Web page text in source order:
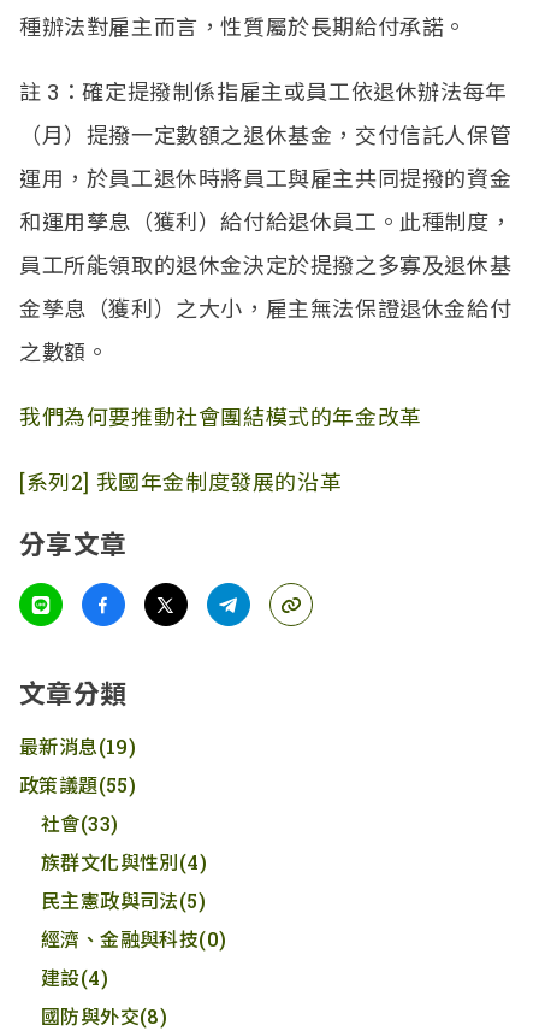
種辦法對雇主而言，性質屬於長期給付承諾。
註 3 ：確定提撥制係指雇主或員工依退休辦法每年
（月）提撥一定數額之退休基金，交付信託人保管
運用，於員工退休時將員工與雇主共同提撥的資金
和運用孳息（獲利）給付給退休員工。此種制度，
員工所能領取的退休金決定於提撥之多寡及退休基
金孳息（獲利）之大小，雇主無法保證退休金給付
之數額。
我們為何要推動社會團結模式的年金改革
[系列2] 我國年金制度發展的沿革
分享文章
文章分類
最新消息(19)
政策議題(55)
社會(33)
族群文化與性別(4)
民主憲政與司法(5)
經濟、金融與科技(0)
建設(4)
國防與外交(8)